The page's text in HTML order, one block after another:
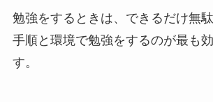
勉強をするときは、できるだけ無
手順と環境で勉強をするのが最も
す。